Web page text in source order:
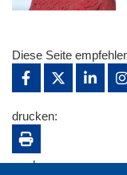
Diese Seite
drucken:
merken: